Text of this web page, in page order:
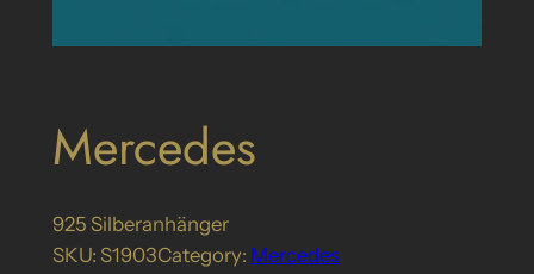
Mercedes
925 Silberanhänger
SKU: S1903Category: Mercedes